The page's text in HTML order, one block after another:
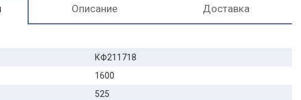
Описание Доставка
КФ211718
1600
525